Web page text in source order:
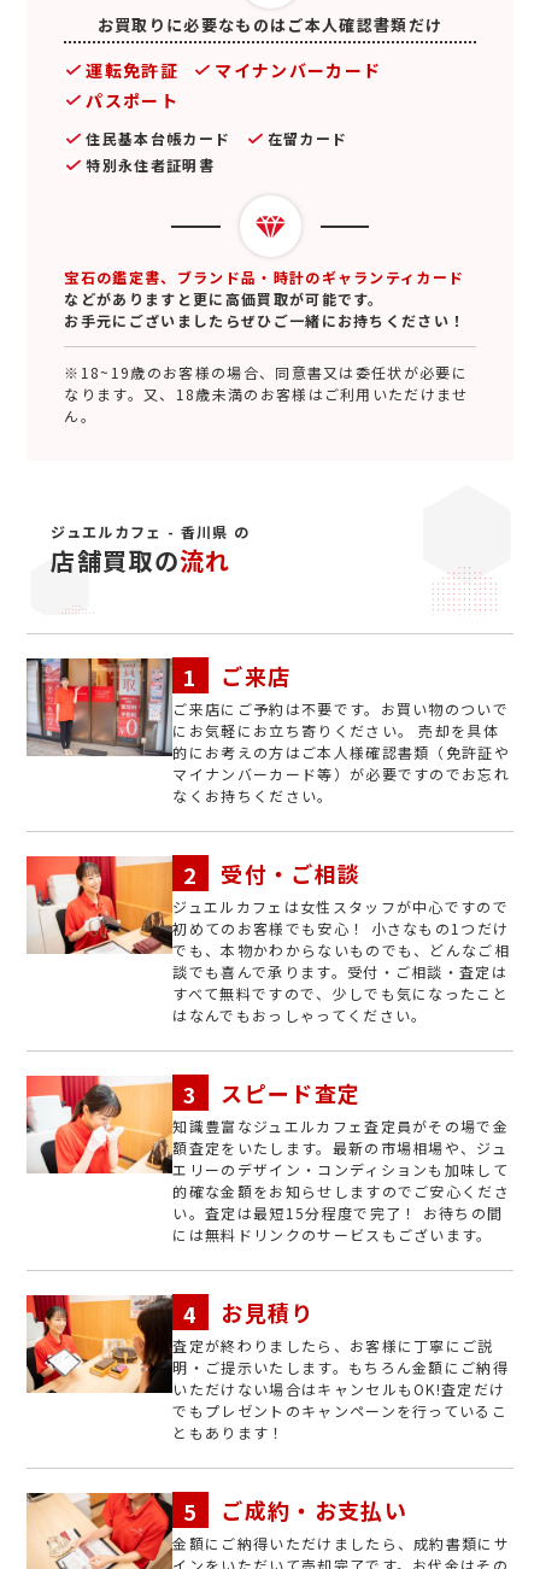
お買取りに必要なものはご本人確認書類だけ
運転免許証
マイナンバーカード
パスポート
住民基本台帳カード
在留カード
特別永住者証明書
宝石の鑑定書、ブランド品・時計のギャランティカード
などがありますと更に高価買取が可能です。
お手元にございましたらぜひご一緒にお持ちください！
※18~19歳のお客様の場合、同意書又は委任状が必要に
なります。又、18歳未満のお客様はご利用いただけませ
ん。
ジュエルカフェ - 香川県 の
店舗買取の流れ
ご来店
ご来店にご予約は不要です。お買い物のついで
にお気軽にお立ち寄りください。 売却を具体
的にお考えの方はご本人様確認書類（免許証や
マイナンバーカード等）が必要ですのでお忘れ
なくお持ちください。
受付・ご相談
ジュエルカフェは女性スタッフが中心ですので
初めてのお客様でも安心！ 小さなもの1つだけ
でも、本物かわからないものでも、どんなご相
談でも喜んで承ります。受付・ご相談・査定は
すべて無料ですので、少しでも気になったこと
はなんでもおっしゃってください。
スピード査定
知識豊富なジュエルカフェ査定員がその場で金
額査定をいたします。最新の市場相場や、ジュ
エリーのデザイン・コンディションも加味して
的確な金額をお知らせしますのでご安心くださ
い。査定は最短15分程度で完了！ お待ちの間
には無料ドリンクのサービスもございます。
お見積り
査定が終わりましたら、お客様に丁寧にご説
明・ご提示いたします。もちろん金額にご納得
いただけない場合はキャンセルもOK!査定だけ
でもプレゼントのキャンペーンを行っているこ
ともあります！
ご成約・お支払い
金額にご納得いただけましたら、成約書類にサ